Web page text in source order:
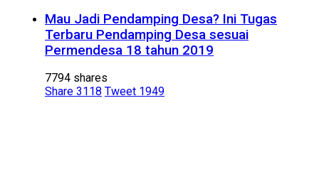
Mau Jadi Pendamping Desa? Ini Tugas
Terbaru Pendamping Desa sesuai
Permendesa 18 tahun 2019
7794 shares
Share 3118 Tweet 1949